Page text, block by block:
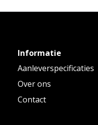
Informatie
Aanleverspecificaties
Over ons
Contact